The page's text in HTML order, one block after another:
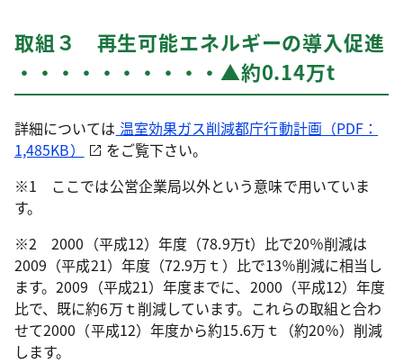
取組３ 再生可能エネルギーの導入促進
・・・・・・・・・・▲約0.14万t
詳細については 温室効果ガス削減都庁行動計画（PDF：
1,485KB）
をご覧下さい。
※1 ここでは公営企業局以外という意味で用いていま
す。
※2 2000（平成12）年度（78.9万t）比で20％削減は
2009（平成21）年度（72.9万ｔ）比で13％削減に相当し
ます。2009（平成21）年度までに、2000（平成12）年度
比で、既に約6万ｔ削減しています。これらの取組と合わ
せて2000（平成12）年度から約15.6万ｔ（約20％）削減
します。